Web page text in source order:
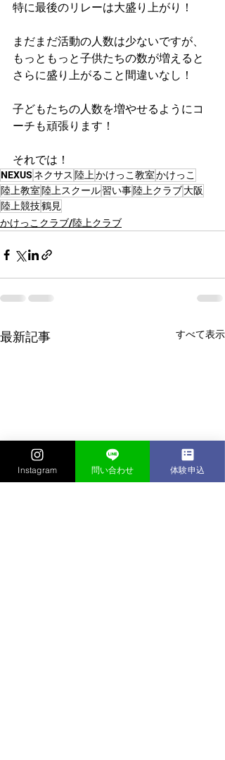
特に最後のリレーは大盛り上がり！
まだまだ活動の人数は少ないですが、
もっともっと子供たちの数が増えると
さらに盛り上がること間違いなし！
子どもたちの人数を増やせるようにコ
ーチも頑張ります！
それでは！
NEXUS ネクサス 陸上かけっこ教室かけっこ
陸上教室 陸上スクール習い事陸上クラブ大阪
陸上競技鶴見
かけっこクラブ/陸上クラブ
最新記事 すべて表示
Instagram 問い合わせ 体験申込